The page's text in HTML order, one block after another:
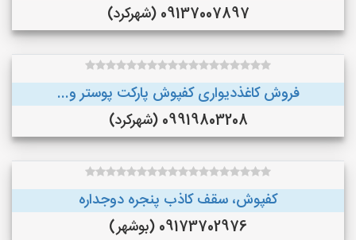
09137007897 (شهرکرد)
فروش کاغذدیواری کفپوش پارکت پوستر و...
09919803208 (شهرکرد)
کفپوش، سقف کاذب پنجره دوجداره
09173702976 (بوشهر)